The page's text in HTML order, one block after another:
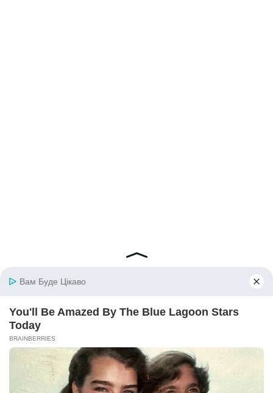
© 2026 iBilingua
Політика конфіденційності та умови користування
сайтом (Privacy Policy)